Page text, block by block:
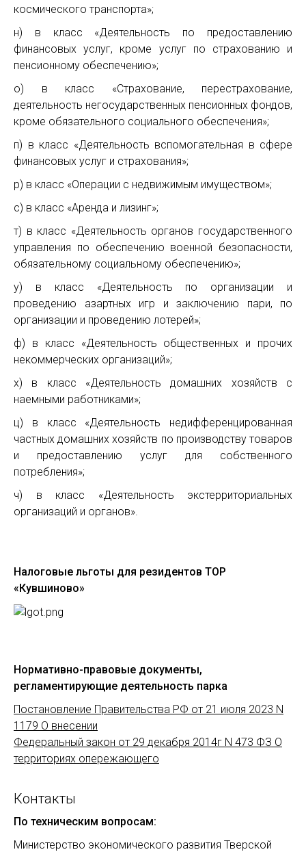
космического транспорта»;
н) в класс «Деятельность по предоставлению
финансовых услуг, кроме услуг по страхованию и
пенсионному обеспечению»;
о) в класс «Страхование, перестрахование,
деятельность негосударственных пенсионных фондов,
кроме обязательного социального обеспечения»;
п) в класс «Деятельность вспомогательная в сфере
финансовых услуг и страхования»;
р) в класс «Операции с недвижимым имуществом»;
с) в класс «Аренда и лизинг»;
т) в класс «Деятельность органов государственного
управления по обеспечению военной безопасности,
обязательному социальному обеспечению»;
у) в класс «Деятельность по организации и
проведению азартных игр и заключению пари, по
организации и проведению лотерей»;
ф) в класс «Деятельность общественных и прочих
некоммерческих организаций»;
х) в класс «Деятельность домашних хозяйств с
наемными работниками»;
ц) в класс «Деятельность недифференцированная
частных домашних хозяйств по производству товаров
и предоставлению услуг для собственного
потребления»;
ч) в класс «Деятельность экстерриториальных
организаций и органов».
Налоговые льготы для резидентов ТОР
«Кувшиново»
Нормативно-правовые документы,
регламентирующие деятельность парка
Постановление Правительства РФ от 21 июля 2023 N
1179 О внесении
Федеральный закон от 29 декабря 2014г N 473 ФЗ О
территориях опережающего
Контакты
По техническим вопросам:
Министерство экономического развития Тверской